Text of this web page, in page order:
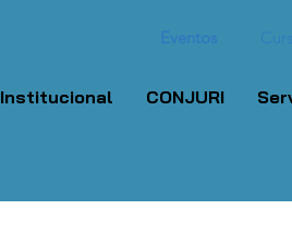
Institucional CONJURI